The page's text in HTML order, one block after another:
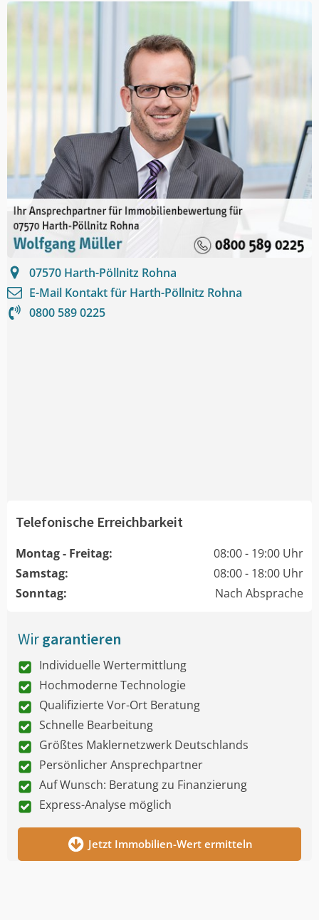
07570 Harth-Pöllnitz Rohna
E-Mail Kontakt für Harth-Pöllnitz Rohna
0800 589 0225
Telefonische Erreichbarkeit
Montag - Freitag:
08:00 - 19:00 Uhr
Samstag:
08:00 - 18:00 Uhr
Sonntag:
Nach Absprache
Wirgarantieren
Individuelle Wertermittlung
Hochmoderne Technologie
Qualifizierte Vor-Ort Beratung
Schnelle Bearbeitung
Größtes Maklernetzwerk Deutschlands
Persönlicher Ansprechpartner
Auf Wunsch: Beratung zu Finanzierung
Express-Analyse möglich
Jetzt Immobilien-Wert ermitteln